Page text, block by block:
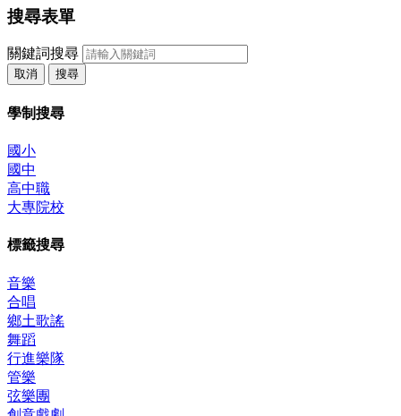
搜尋表單
關鍵詞搜尋
取消 搜尋
學制搜尋
國小
國中
高中職
大專院校
標籤搜尋
音樂
合唱
鄉土歌謠
舞蹈
行進樂隊
管樂
弦樂團